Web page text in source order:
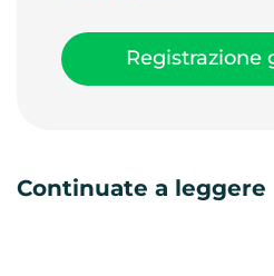
Registrazione
Continuate a leggere